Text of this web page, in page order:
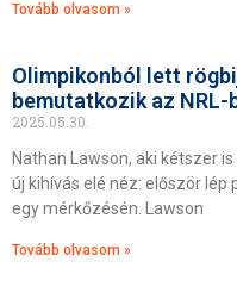
Tovább olvasom »
Olimpikonból lett
bemutatkozik az NRL-
2025.05.30.
Nathan Lawson, aki kétszer
új kihívás elé néz: először lép
egy mérkőzésén. Lawson
Tovább olvasom »